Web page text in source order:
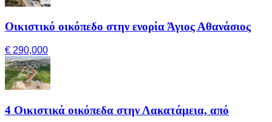
Οικιστικό οικόπεδο στην ενορία Άγιος Αθανάσιος
€ 290,000
4 Οικιστικά οικόπεδα στην Λακατάμεια, από